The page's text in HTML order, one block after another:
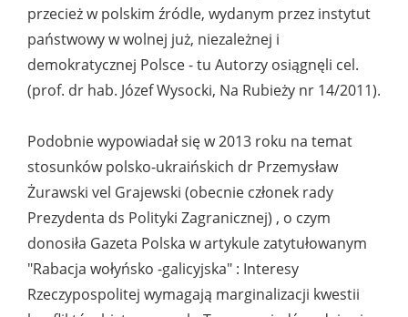
przecież w polskim źródle, wydanym przez instytut
państwowy w wolnej już, niezależnej i
demokratycznej Polsce - tu Autorzy osiągnęli cel.
(prof. dr hab. Józef Wysocki, Na Rubieży nr 14/2011).
Podobnie wypowiadał się w 2013 roku na temat
stosunków polsko-ukraińskich dr Przemysław
Żurawski vel Grajewski (obecnie członek rady
Prezydenta ds Polityki Zagranicznej) , o czym
donosiła Gazeta Polska w artykule zatytułowanym
"Rabacja wołyńsko -galicyjska" : Interesy
Rzeczypospolitej wymagają marginalizacji kwestii